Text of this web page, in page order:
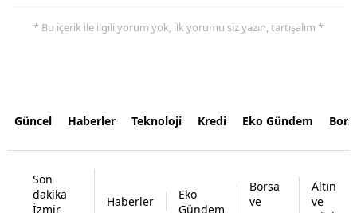
* Bu içerik ile ilgili yorum yok, ilk yorumu siz yazın, tartışalım *
Güncel Haberler Teknoloji Kredi Eko Gündem
Son
dakika
İzmir
Haberler
Eko
Gündem
Borsa
ve
Altın
ve